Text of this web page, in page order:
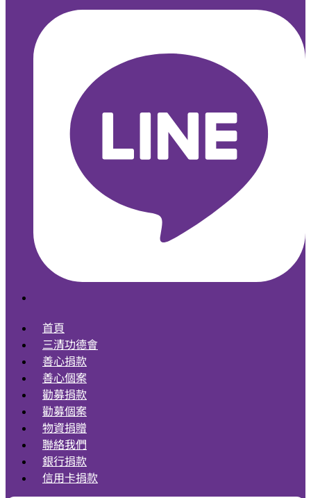
首頁
三清功德會
善心捐款
善心個案
勸募捐款
勸募個案
物資捐贈
聯絡我們
銀行捐款
信用卡捐款